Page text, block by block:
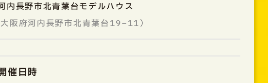
内長野市北青葉台モデルハウス
阪府河内長野市北青葉台19−11）
催日時